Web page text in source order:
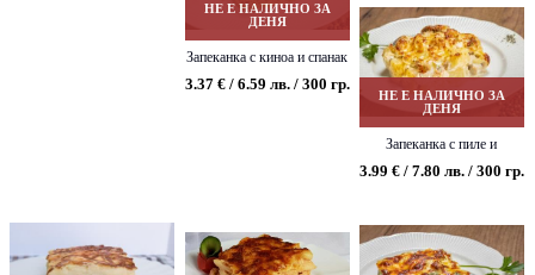
НЕ Е НАЛИЧНО ЗА
ДЕНЯ
Запеканка с киноа и спанак
3.37 € / 6.59 лв. / 300 гр.
НЕ Е НАЛИЧНО ЗА
ДЕНЯ
Запеканка с пиле и
кашкавал
3.99 € / 7.80 лв. / 300 гр.